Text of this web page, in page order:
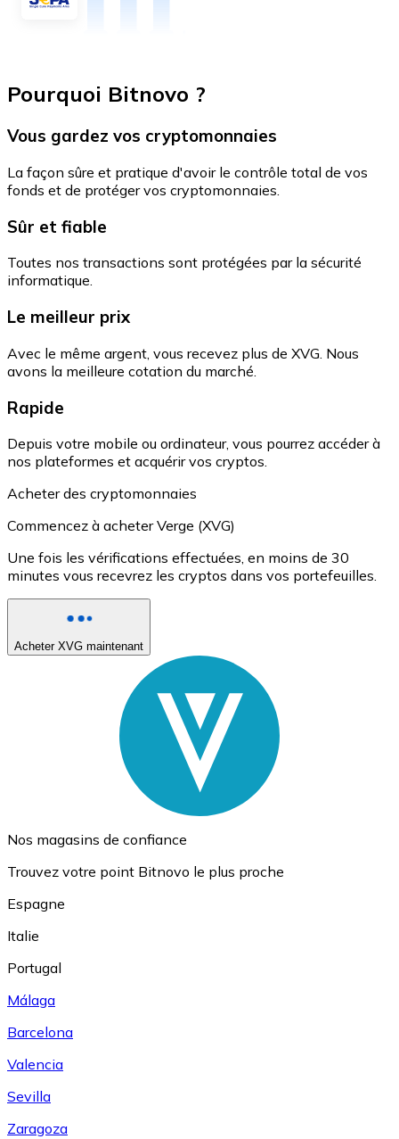
Pourquoi Bitnovo ?
Vous gardez vos cryptomonnaies
La façon sûre et pratique d'avoir le contrôle total de vos
fonds et de protéger vos cryptomonnaies.
Sûr et fiable
Toutes nos transactions sont protégées par la sécurité
informatique.
Le meilleur prix
Avec le même argent, vous recevez plus de XVG. Nous
avons la meilleure cotation du marché.
Rapide
Depuis votre mobile ou ordinateur, vous pourrez accéder à
nos plateformes et acquérir vos cryptos.
Acheter des cryptomonnaies
Commencez à acheter Verge (XVG)
Une fois les vérifications effectuées, en moins de 30
minutes vous recevrez les cryptos dans vos portefeuilles.
Acheter XVG maintenant
Nos magasins de confiance
Trouvez votre point Bitnovo le plus proche
Espagne
Italie
Portugal
Málaga
Barcelona
Valencia
Sevilla
Zaragoza